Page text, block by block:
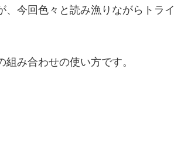
今回色々と読み漁りながらトライ
み合わせの使い方です。